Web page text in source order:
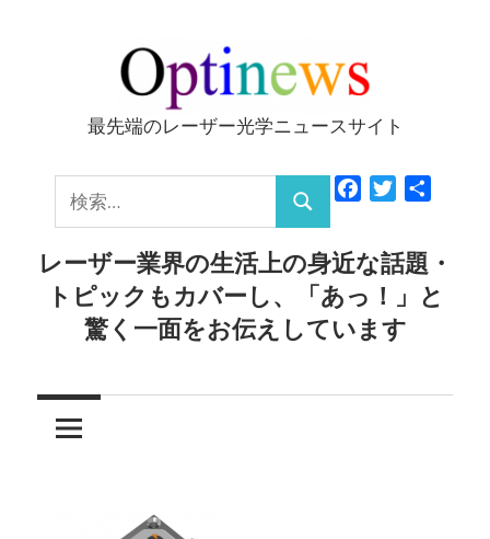
ッ
Optinews
最先端のレーザー光学ニュースサイト
索:
検
索
FacebookTwitter
レーザー業界の生活上の身近な話題・
トピックもカバーし、「あっ！」と
驚く一面をお伝えしています